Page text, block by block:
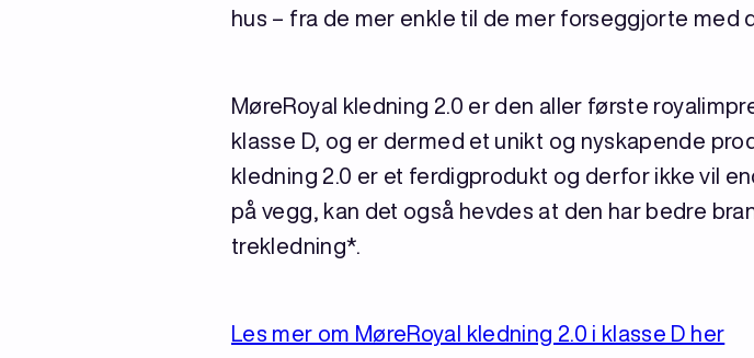
hus – fra de mer enkle til de mer forseggjorte med
MøreRoyal kledning 2.0 er den aller første
klasse D, og er dermed et unikt og nyskapende
kledning 2.0 er et ferdigprodukt og derfor ikke vil
på vegg, kan det også hevdes at den har bedre
trekledning*.
Les mer om MøreRoyal kledning 2.0 i klasse D her